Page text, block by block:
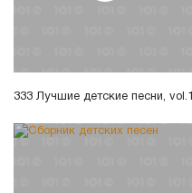
333 Лучшие детские песни, vol.1